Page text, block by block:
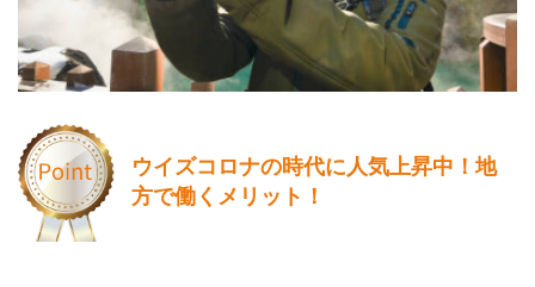
ウイズコロナの時代に人気上昇中！地
方で働くメリット！